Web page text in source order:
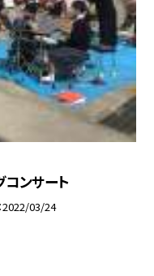
コンサート
2022/03/24